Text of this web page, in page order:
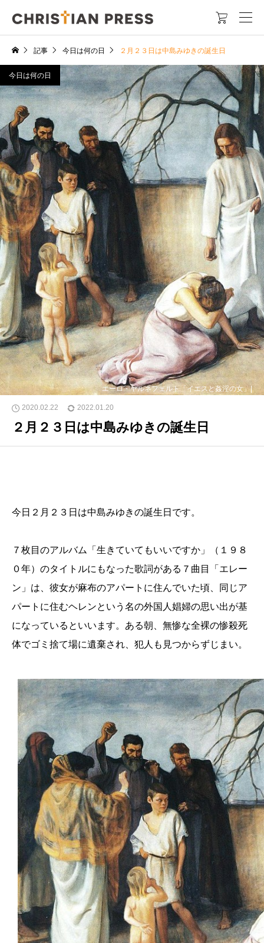

記事 今日は何の日 ２月２３日は中島みゆきの誕生日
エーロ・ヤルネフェルト「イエスと姦淫の女」|
今日は何の日
2020.02.22 2022.01.20
２月２３日は中島みゆきの誕生日
今日２月２３日は中島みゆきの誕生日です。
７枚目のアルバム「生きていてもいいですか」（１９８
０年）のタイトルにもなった歌詞がある７曲目「エレー
ン」は、彼女が麻布のアパートに住んでいた頃、同じア
パートに住むヘレンという名の外国人娼婦の思い出が基
になっているといいます。ある朝、無惨な全裸の惨殺死
体でゴミ捨て場に遺棄され、犯人も見つからずじまい。